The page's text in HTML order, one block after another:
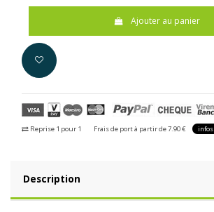
Ajouter au panier
Reprise 1 pour 1 Frais de port à partir de 7.90 € infos
Description